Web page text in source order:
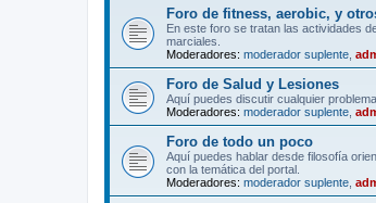
Foro de fitness, aerobic, y
En este foro se tratan las actividades
marciales.
Moderadores: moderador suplente
Foro de Salud y Lesiones
Aquí puedes discutir cualquier
Moderadores: moderador suplente
Foro de todo un poco
Aquí puedes hablar desde filosofía
con la temática del portal.
Moderadores: moderador suplente